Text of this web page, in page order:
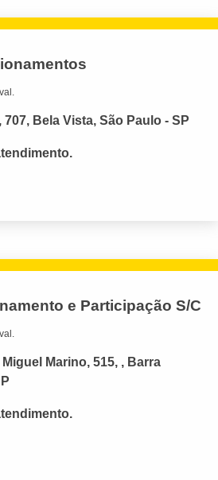
Bela Vista, São Paulo - SP
e Participação S/C
Marino, 515, , Barra